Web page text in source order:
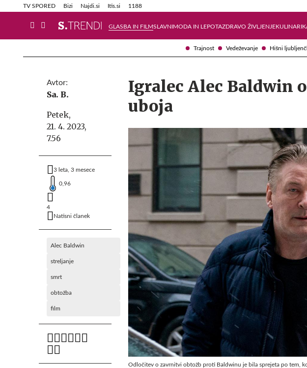
Trajnost Vedeževanje Hišni
TV SPORED Bizi Najdi.si Itis.si 1188
GLASBA IN FILMSLAVNIMODA IN LEPOTAZDRAVO ŽIVLJENJE
Info in obvestila Tehnik
Avtor:
Sa. B.
Petek,
21. 4. 2023,
7.56
3 leta, 3 mesece
0,96
4
Natisni članek
Alec Baldwin
streljanje
smrt
obtožba
film
Igralec Alec Baldwin
uboja
Odločitev o zavrnitvi obtožb proti Baldwinu je bila sprejeta po tem,